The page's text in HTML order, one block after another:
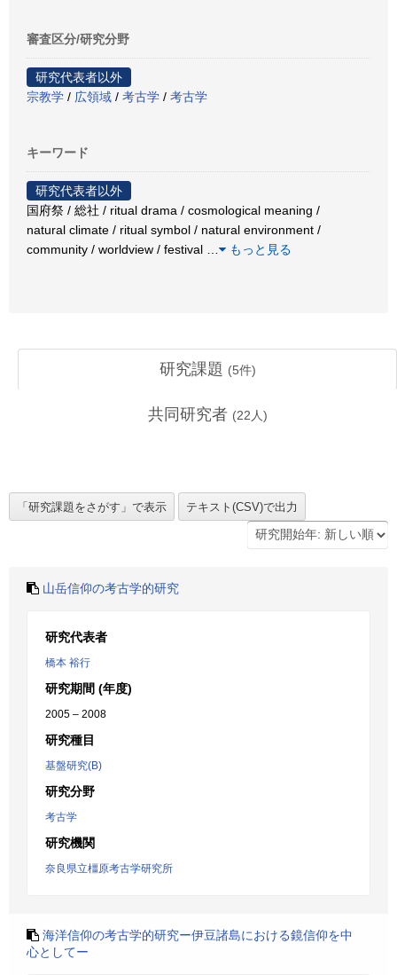
審査区分/研究分野
研究代表者以外
宗教学 / 広領域 / 考古学 / 考古学
キーワード
研究代表者以外
国府祭 / 総社 / ritual drama / cosmological meaning /
natural climate / ritual symbol / natural environment /
community / worldview / festival
もっと見る
研究課題 (5件)
共同研究者 (22 人)
山岳信仰の考古学的研究
研究代表者
橋本 裕行
研究期間 (年度)
2005 – 2008
研究種目
基盤研究(B)
研究分野
考古学
研究機関
奈良県立橿原考古学研究所
海洋信仰の考古学的研究ー伊豆諸島における鏡信仰を中
心としてー